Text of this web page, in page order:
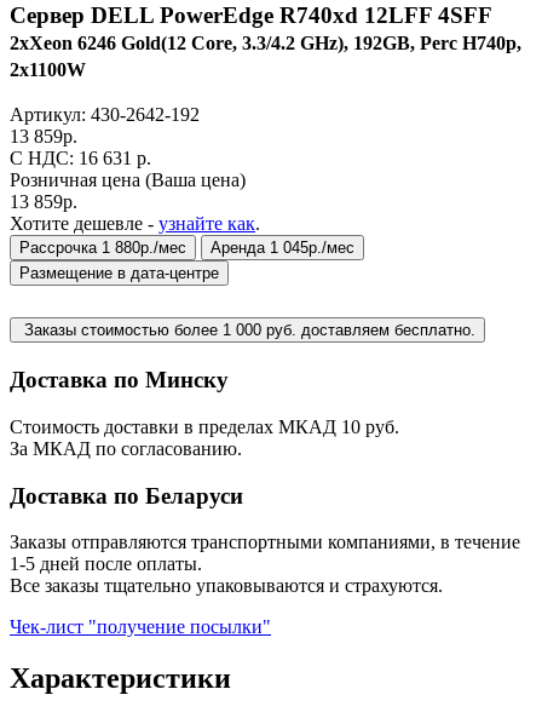
Сервер DELL PowerEdge R740xd 12LFF 4SFF
2xXeon 6246 Gold(12 Core, 3.3/4.2 GHz), 192GB, Perc H740p,
2x1100W
Артикул: 430-2642-192
13 859р.
C НДС: 16 631 р.
Розничная цена (Ваша цена)
13 859р.
Хотите дешевле - узнайте как.
Рассрочка 1 880р./мес
Аренда 1 045р./мес
Размещение в дата-центре
Заказы стоимостью более 1 000 руб. доставляем бесплатно.
Доставка по Минску
Стоимость доставки в пределах МКАД 10 руб.
За МКАД по согласованию.
Доставка по Беларуси
Заказы отправляются транспортными компаниями, в течение
1-5 дней после оплаты.
Все заказы тщательно упаковываются и страхуются.
Чек-лист "получение посылки"
Характеристики